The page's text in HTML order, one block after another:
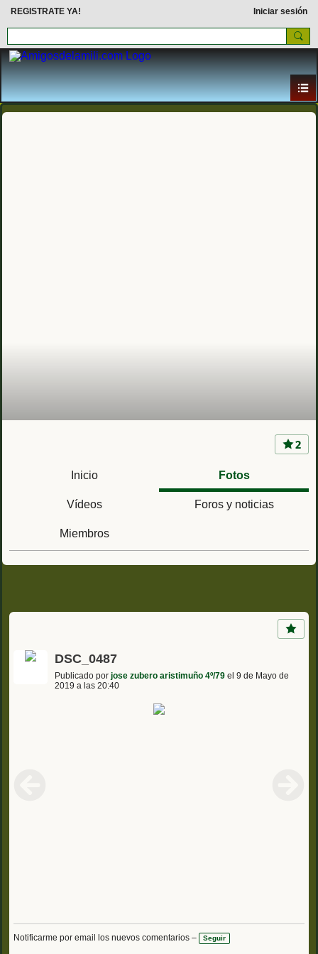
REGISTRATE YA! Iniciar sesión
2
Inicio Fotos
Vídeos Foros y noticias
Miembros
DSC_0487
Publicado por jose zubero aristimuño 4º/79 el 9 de Mayo de
2019 a las 20:40
Notificarme por email los nuevos comentarios – Seguir